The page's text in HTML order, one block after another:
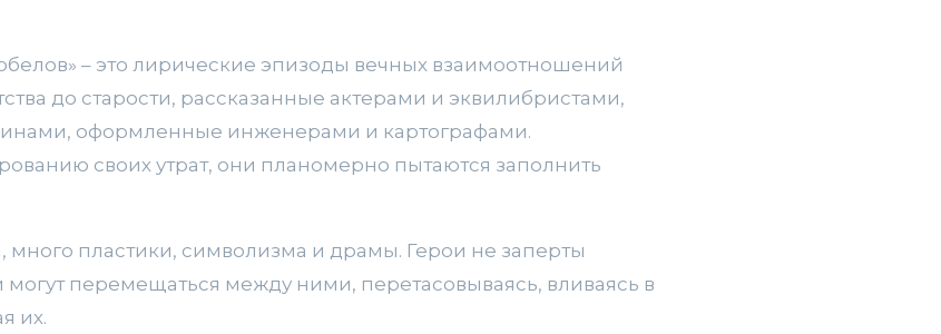
– это лирические эпизоды вечных взаимоотношений
до старости, рассказанные актерами и эквилибристами,
оформленные инженерами и картографами.
своих утрат, они планомерно пытаются заполнить
много пластики, символизма и драмы. Герои не заперты
перемещаться между ними, перетасовываясь, вливаясь в
их.